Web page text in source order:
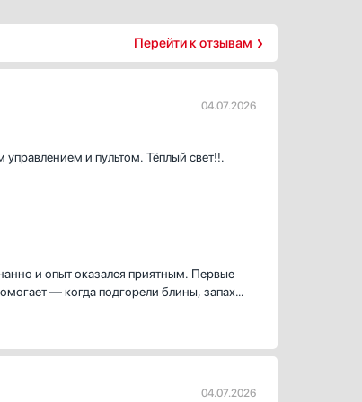
Перейти к отзывам
04.07.2026
и пультом. Тёплый свет!!.
и опыт оказался приятным. Первые
— когда подгорели блины, запах
кнопки интуитивно понятны.
04.07.2026